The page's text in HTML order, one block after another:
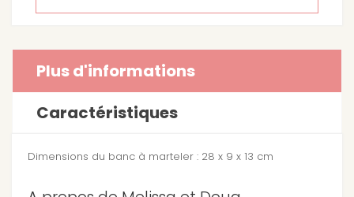
Plus d'informations
Caractéristiques
Dimensions du banc à marteler : 28 x 9 x 13 cm